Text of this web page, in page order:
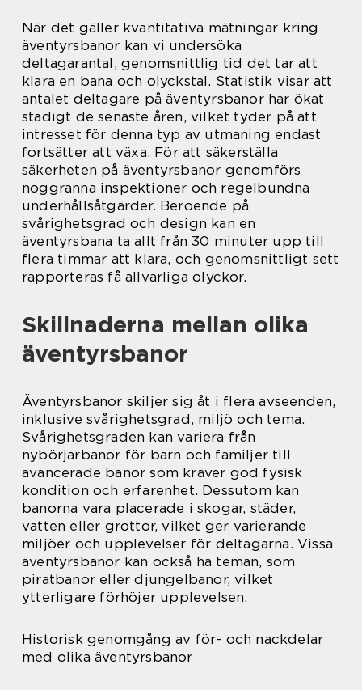
När det gäller kvantitativa mätningar kring
äventyrsbanor kan vi undersöka
deltagarantal, genomsnittlig tid det tar att
klara en bana och olyckstal. Statistik visar att
antalet deltagare på äventyrsbanor har ökat
stadigt de senaste åren, vilket tyder på att
intresset för denna typ av utmaning endast
fortsätter att växa. För att säkerställa
säkerheten på äventyrsbanor genomförs
noggranna inspektioner och regelbundna
underhållsåtgärder. Beroende på
svårighetsgrad och design kan en
äventyrsbana ta allt från 30 minuter upp till
flera timmar att klara, och genomsnittligt sett
rapporteras få allvarliga olyckor.
Skillnaderna mellan olika
äventyrsbanor
Äventyrsbanor skiljer sig åt i flera avseenden,
inklusive svårighetsgrad, miljö och tema.
Svårighetsgraden kan variera från
nybörjarbanor för barn och familjer till
avancerade banor som kräver god fysisk
kondition och erfarenhet. Dessutom kan
banorna vara placerade i skogar, städer,
vatten eller grottor, vilket ger varierande
miljöer och upplevelser för deltagarna. Vissa
äventyrsbanor kan också ha teman, som
piratbanor eller djungelbanor, vilket
ytterligare förhöjer upplevelsen.
Historisk genomgång av för- och nackdelar
med olika äventyrsbanor